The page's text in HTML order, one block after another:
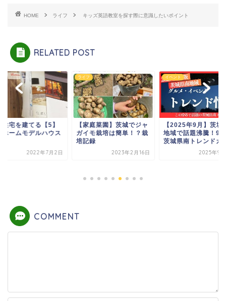
HOME ライフ キッズ英語教室を探す際に意識したいポイント
RELATED POST
住宅を建てる【5】
ホームモデルハウス
2022年7月2日
ライフ
【家庭菜園】茨城でジャ
ガイモ栽培は簡単！？栽
培記録
2023年2月16日
イベント
【2025年9月】茨城
地域で話題沸騰！9
茨城県南トレンドガ
2025年9
COMMENT